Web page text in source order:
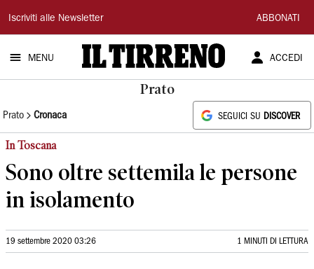
Il
Tirreno
Iscriviti alle Newsletter ABBONATI
MENU ACCEDI
Prato
Prato Cronaca SEGUICI SU DISCOVER
In Toscana
Sono oltre settemila le persone
in isolamento
19 settembre 2020 03:26 1 MINUTI DI LETTURA